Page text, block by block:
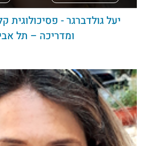
יעל גולדברגר - פסיכולוגית
ומדריכה – תל